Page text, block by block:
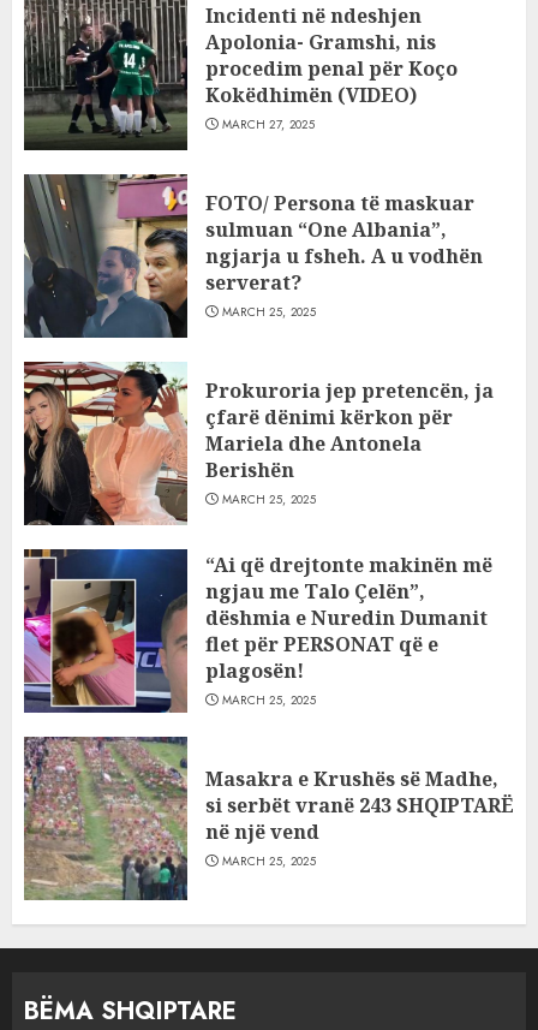
Incidenti në ndeshjen
Apolonia- Gramshi, nis
procedim penal për Koço
Kokëdhimën (VIDEO)
MARCH 27, 2025
FOTO/ Persona të maskuar
sulmuan “One Albania”,
ngjarja u fsheh. A u vodhën
serverat?
MARCH 25, 2025
Prokuroria jep pretencën, ja
çfarë dënimi kërkon për
Mariela dhe Antonela
Berishën
MARCH 25, 2025
“Ai që drejtonte makinën më
ngjau me Talo Çelën”,
dëshmia e Nuredin Dumanit
flet për PERSONAT që e
plagosën!
MARCH 25, 2025
Masakra e Krushës së Madhe,
si serbët vranë 243 SHQIPTARË
në një vend
MARCH 25, 2025
BËMA SHQIPTARE